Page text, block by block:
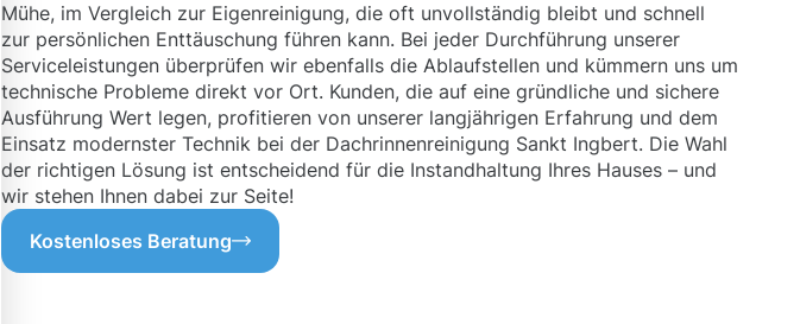
Mühe, im Vergleich zur Eigenreinigung, die oft unvollständig bleibt und schnell
zur persönlichen Enttäuschung führen kann. Bei jeder Durchführung unserer
Serviceleistungen überprüfen wir ebenfalls die Ablaufstellen und kümmern uns um
technische Probleme direkt vor Ort. Kunden, die auf eine gründliche und sichere
Ausführung Wert legen, profitieren von unserer langjährigen Erfahrung und dem
Einsatz modernster Technik bei der Dachrinnenreinigung Sankt Ingbert. Die Wahl
der richtigen Lösung ist entscheidend für die Instandhaltung Ihres Hauses – und
wir stehen Ihnen dabei zur Seite!
Kostenloses Beratung